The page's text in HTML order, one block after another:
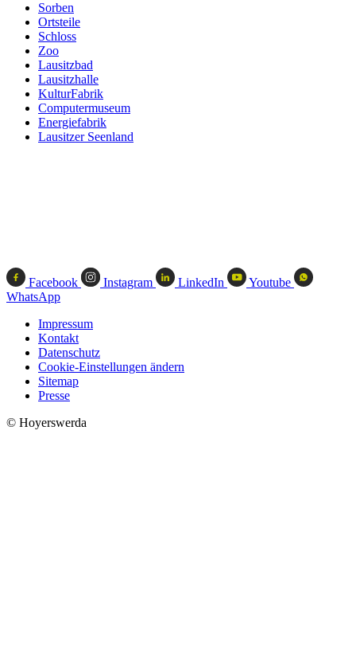
Sorben
Ortsteile
Schloss
Zoo
Lausitzbad
Lausitzhalle
KulturFabrik
Computermuseum
Energiefabrik
Lausitzer Seenland
Facebook Instagram LinkedIn
Youtube
WhatsApp
Impressum
Kontakt
Datenschutz
Cookie-Einstellungen ändern
Sitemap
Presse
© Hoyerswerda